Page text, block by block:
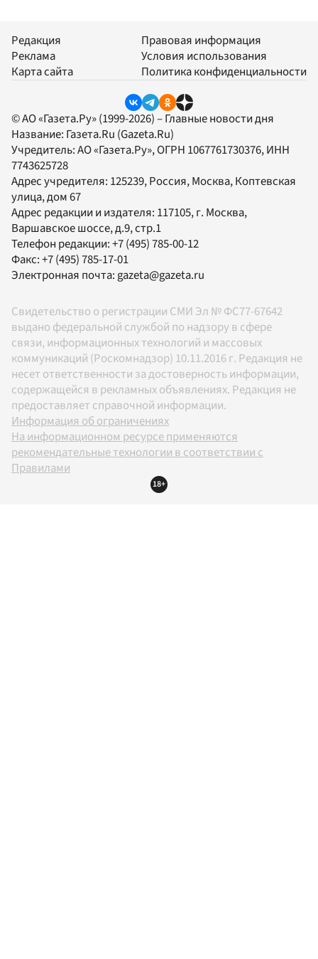
Редакция
Реклама
Карта сайта
Правовая информация
Условия использования
Политика конфиденциальности
© АО «Газета.Ру» (1999-2026) – Главные новости дня
Название: Газета.Ru (Gazeta.Ru)
Учредитель:АО «Газета.Ру», ОГРН 1067761730376, ИНН
7743625728
Адрес учредителя: 125239, Россия, Москва, Коптевская
улица, дом 67
Адрес редакции и издателя: 117105, г. Москва,
Варшавское шоссе, д.9, стр.1
Телефон редакции:+7 (495) 785-00-12
Факс:+7 (495) 785-17-01
Электронная почта:gazeta@gazeta.ru
Свидетельство о регистрации СМИ Эл № ФС77-67642
выдано федеральной службой по надзору в сфере
связи, информационных технологий и массовых
коммуникаций (Роскомнадзор) 10.11.2016 г. Редакция не
несет ответственности за достоверность информации,
содержащейся в рекламных объявлениях. Редакция не
предоставляет справочной информации.
Информация об ограничениях
На информационном ресурсе применяются
рекомендательные технологии в соответствии с
Правилами
18+